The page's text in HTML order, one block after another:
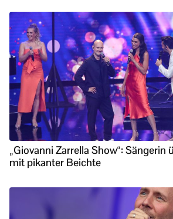
„Giovanni Zarrella Show“: Sängerin
mit pikanter Beichte